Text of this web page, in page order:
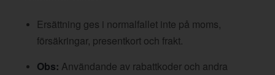
Ersättning ges i normalfallet inte på moms,
försäkringar, presentkort och frakt.
Obs: Användande av rabattkoder och andra